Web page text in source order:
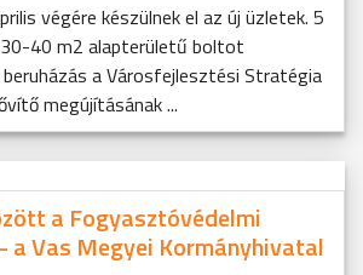
végére készülnek el az új üzletek. 5
40 m2 alapterületű boltot
a Városfejlesztési Stratégia
megújításának ...
a Fogyasztóvédelmi
a Vas Megyei Kormányhivatal